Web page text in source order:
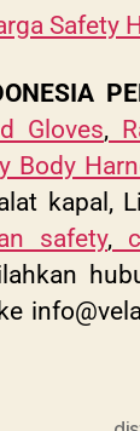
Safety
Gloves,
Body
kapal,
safety,